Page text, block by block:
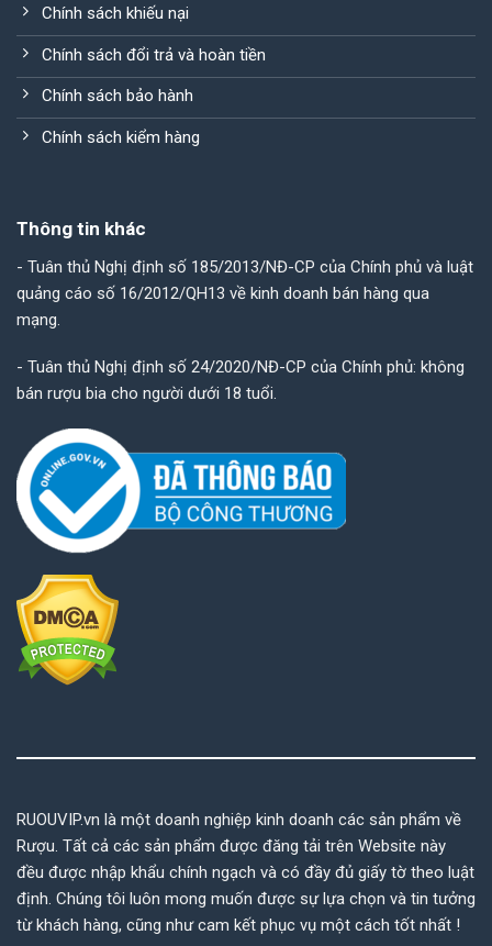
Chính sách khiếu nại
Chính sách đổi trả và hoàn tiền
Chính sách bảo hành
Chính sách kiểm hàng
Thông tin khác
- Tuân thủ Nghị định số 185/2013/NĐ-CP của Chính phủ và luật
quảng cáo số 16/2012/QH13 về kinh doanh bán hàng qua
mạng.
- Tuân thủ Nghị định số 24/2020/NĐ-CP của Chính phủ: không
bán rượu bia cho người dưới 18 tuổi.
RUOUVIP.vn là một doanh nghiệp kinh doanh các sản phẩm về
Rượu. Tất cả các sản phẩm được đăng tải trên Website này
đều được nhập khẩu chính ngạch và có đầy đủ giấy tờ theo luật
định. Chúng tôi luôn mong muốn được sự lựa chọn và tin tưởng
từ khách hàng, cũng như cam kết phục vụ một cách tốt nhất !